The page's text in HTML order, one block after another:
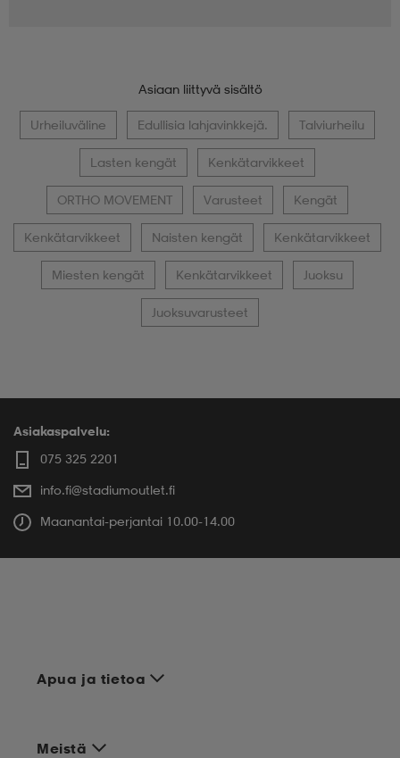
Asiaan liittyvä sisältö
Urheiluväline Edullisia lahjavinkkejä. Talviurheilu
Lasten kengät Kenkätarvikkeet
ORTHO MOVEMENT Varusteet Kengät
Kenkätarvikkeet Naisten kengät Kenkätarvikkeet
Miesten kengät Kenkätarvikkeet Juoksu
Juoksuvarusteet
Asiakaspalvelu:
075 325 2201
info.fi@stadiumoutlet.fi
Maanantai-perjantai 10.00-14.00
Apua ja tietoa
Meistä